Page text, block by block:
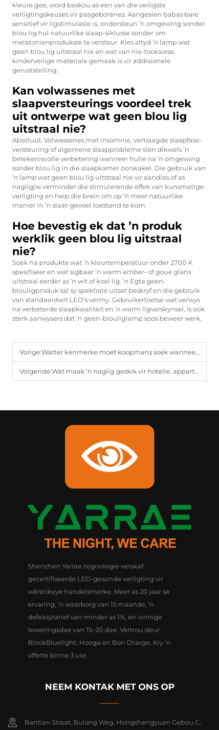
kleure gee, word beskou as een van die veiligste
verligtingskeuses vir pasgeborenes. Aangesien babas baie
sensitief vir ligstimulasie is, ondersteun ’n omgewing sonder
blou lig hul natuurlike slaap-siklusse sonder om
melatonienproduksie te versteur. Kies altyd ’n lamp wat
geen blou lig uitstraal nie en wat van nie-tooksiese,
kinderveilige materiale gemaak is vir addisionele
geruststelling.
Kan volwassenes met
slaapversteurings voordeel trek
uit ontwerpe wat geen blou lig
uitstraal nie?
Absoluut. Volwassenes met insomnie, vertraagde slaapfase-
versteuring of algemene slaapprobleme sien dikwels ’n
betekenisvolle verbetering wanneer hulle na ’n omgewing
sonder blou lig in die slaapkamer oorskakel. Die gebruik van
’n lamp wat geen blou lig uitstraal nie vir aandles of as
nagligjie verminder die stimulerende effek van kunsmatige
verligting en help die brein om op ’n meer natuurlike
manier in ’n slaat-gevoel toestand te kom.
Hoe bevestig ek dat ’n produk
werklik geen blou lig uitstraal
nie?
Soek na produkte wat ’n kleurtemperatuur onder 2700 K
spesifiseer en wat sigbaar ’n warm amber- of goue glans
uitstraal eerder as ’n wit of koel lig. ’n Egte geen-
blouligproduk sal sy spektrale uitset beskryf en die gebruik
van standaardwit LED’s vermy. Gebruikertoetse wat verwys
na verbeterde slaapkwaliteit en ’n warm ligverskynsel, is ook
sterk aanwysers dat ’n geen-blouliglamp soos beweer werk.
Vorige:Watter kenmerke moet koopmans soek wanneer hulle nagliggies in groot hoeveelhede aankoop?
Volgende:Wat maak 'n naglig geskik vir hotelle, appartemente en kommersiële gebruik?
Shenzhen Yarrae-tegnologie verskaf
gecertifiseerde LED-gesonde verligting vir
wêreldwye handelsmerke. Meer as 20 jaar se
ervaring, ’n waarborg van 15 maande, ’n
defeksytarief van minder as 1%, en vinnige
leweringsdae van 15–20 dae. Vertrou deur
BlockBluelight, Hooga en Bon Charge. Kry ’n
offerte binne 3 ure.
NEEM KONTAK MET ONS OP
Bantian Straat, Bulong Weg, Hongshengyuan Gebou C,